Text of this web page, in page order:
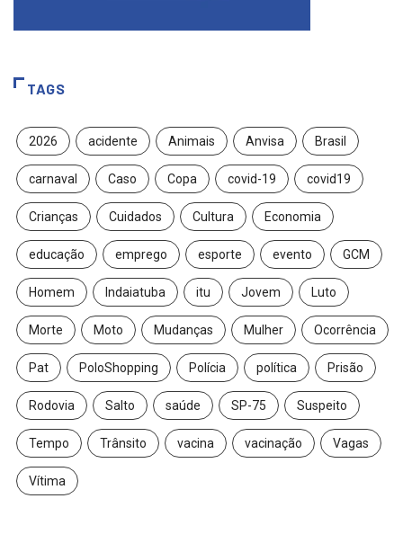
TAGS
2026 acidente Animais Anvisa Brasil
carnaval Caso Copa covid-19 covid19
Crianças Cuidados Cultura Economia
educação emprego esporte evento GCM
Homem Indaiatuba itu Jovem Luto
Morte Moto Mudanças Mulher Ocorrência
Pat PoloShopping Polícia política Prisão
Rodovia Salto saúde SP-75 Suspeito
Tempo Trânsito vacina vacinação Vagas
Vítima